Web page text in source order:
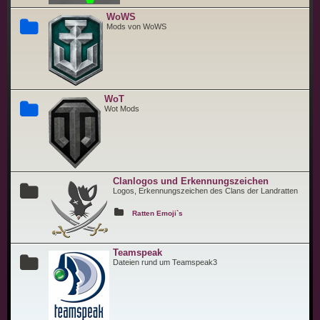
WoWS
Mods von WoWS
WoT
Wot Mods
Clanlogos und Erkennungszeichen
Logos, Erkennungszeichen des Clans der Landratten
Ratten Emoji`s
Teamspeak
Dateien rund um Teamspeak3